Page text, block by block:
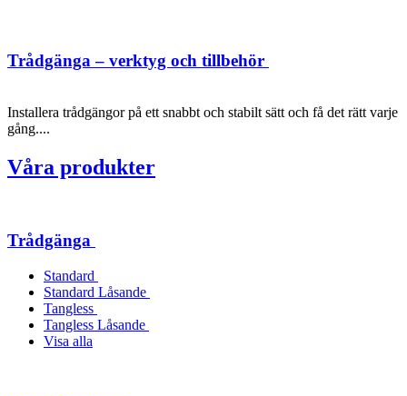
Trådgänga – verktyg och tillbehör
Installera trådgängor på ett snabbt och stabilt sätt och få det rätt varje
gång....
Våra produkter
Trådgänga
Standard
Standard Låsande
Tangless
Tangless Låsande
Visa alla